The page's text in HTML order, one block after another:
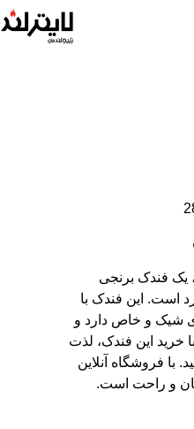
، یک فندک برنجی
است. این فندک با
شیک و خاص دارد و
خرید این فندک، لذت
با فروشگاه آنلاین
و راحت است.